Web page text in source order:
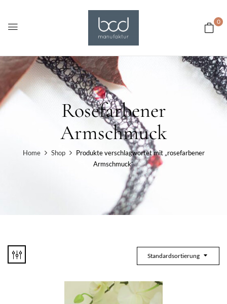
0
Rosefarbener
Armschmuck
Home Shop
Produkte verschlagwortet mit „rosefarbener
Armschmuck“
Standardsortierung